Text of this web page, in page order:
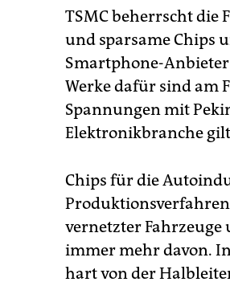
TSMC beherrscht die
und sparsame Chips
Smartphone-Anbieter
Werke dafür sind am
Spannungen mit
Elektronikbranche
Chips für die
vernetzter Fahrzeuge
immer mehr davon.
hart von der